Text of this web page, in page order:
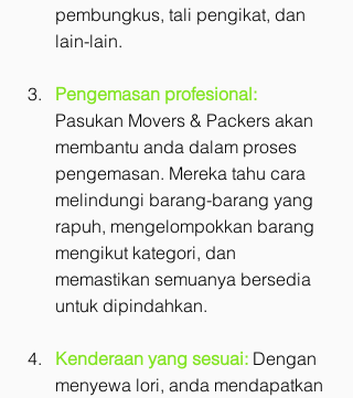
pembungkus, tali pengikat, dan
lain-lain.
Pengemasan profesional:
Pasukan Movers & Packers akan
membantu anda dalam proses
pengemasan. Mereka tahu cara
melindungi barang-barang yang
rapuh, mengelompokkan barang
mengikut kategori, dan
memastikan semuanya bersedia
untuk dipindahkan.
Kenderaan yang sesuai: Dengan
menyewa lori, anda mendapatkan